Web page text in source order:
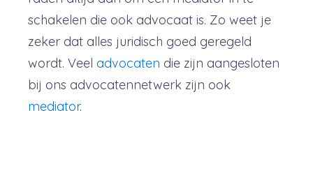
schakelen die ook advocaat is. Zo weet je
zeker dat alles juridisch goed geregeld
wordt. Veel advocaten die zijn aangesloten
bij ons advocatennetwerk zijn ook
mediator.